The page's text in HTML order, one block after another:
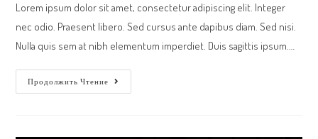
Lorem ipsum dolor sit amet, consectetur adipiscing elit. Integer
nec odio. Praesent libero. Sed cursus ante dapibus diam. Sed nisi.
Nulla quis sem at nibh elementum imperdiet. Duis sagittis ipsum.…
Продолжить Чтение
Neque
Adipiscing